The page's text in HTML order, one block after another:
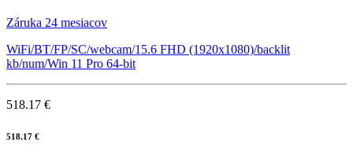
Záruka 24 mesiacov
WiFi/BT/FP/SC/webcam/15.6 FHD (1920x1080)/backlit
kb/num/Win 11 Pro 64-bit
518.17 €
518.17 €